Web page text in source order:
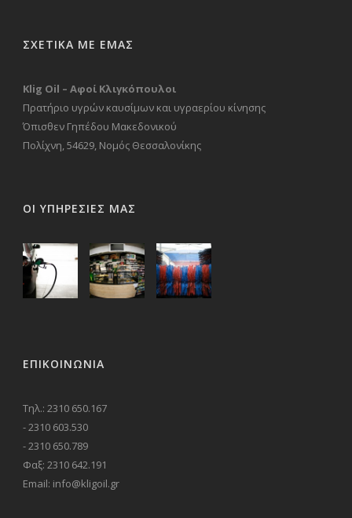
ΣΧΕΤΙΚΑ ΜΕ ΕΜΑΣ
Klig Oil – Αφοί Κλιγκόπουλοι
Πρατήριο υγρών καυσίμων και υγραερίου κίνησης
Όπισθεν Γηπέδου Μακεδονικού
Πολίχνη, 54629, Νομός Θεσσαλονίκης
ΟΙ ΥΠΗΡΕΣΙΕΣ ΜΑΣ
ΕΠΙΚΟΙΝΩΝΊΑ
Τηλ.: 2310 650.167
- 2310 603.530
- 2310 650.789
Φαξ: 2310 642.191
Email: info@kligoil.gr